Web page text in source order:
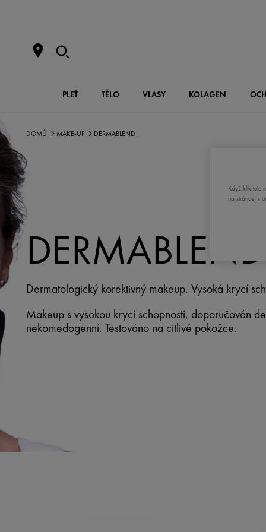
PLEŤ TĚLO VLASY KOLAGEN
DOMŮ MAKE-UP DERMABLEND
DERMABLEND
Dermatologický korektivný makeup. Vysoká krycí
Makeup s vysokou krycí schopností, doporučován
nekomedogenní. Testováno na citlivé pokožce.
Když kliknete
na stránce, s